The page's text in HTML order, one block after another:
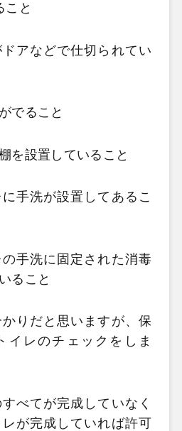
と
アなどで仕切られてい
でること
を設置していること
手洗が設置してあるこ
手洗に固定された消毒
ること
りだと思いますが、保
イレのチェックをしま
べてが完成していなく
が完成していれば許可